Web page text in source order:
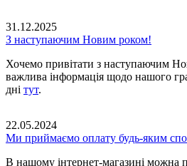
31.12.2025
З наступаючим Новим роком!
Хочемо привітати з наступаючим
важлива інформація щодо нашого
дні тут.
22.05.2024
Ми приймаємо оплату будь-яким
В нашому інтернет-магазині можна